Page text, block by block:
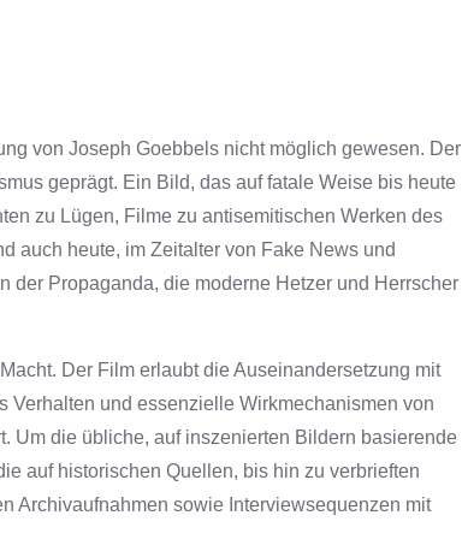
von Joseph Goebbels nicht möglich gewesen. Der
geprägt. Ein Bild, das auf fatale Weise bis heute
zu Lügen, Filme zu antisemitischen Werken des
auch heute, im Zeitalter von Fake News und
der Propaganda, die moderne Hetzer und Herrscher
Der Film erlaubt die Auseinandersetzung mit
und essenzielle Wirkmechanismen von
Um die übliche, auf inszenierten Bildern basierende
auf historischen Quellen, bis hin zu verbrieften
Archivaufnahmen sowie Interviewsequenzen mit